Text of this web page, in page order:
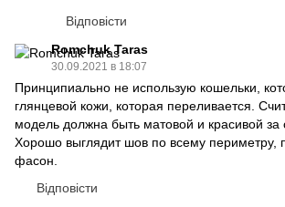
Відповісти
Romchuk Taras
30.09.2021 в 18:07
Принципиально не использую кошельки,
глянцевой кожи, которая переливается.
модель должна быть матовой и красивой за
Хорошо выглядит шов по всему периметру,
фасон.
Відповісти